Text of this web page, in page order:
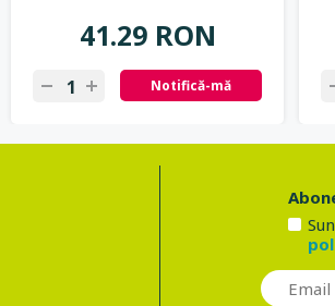
41.29 RON
Notifică-mă